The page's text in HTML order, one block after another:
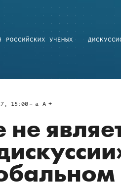
РОССИЙСКИХ УЧЕНЫХ
15:00 a A